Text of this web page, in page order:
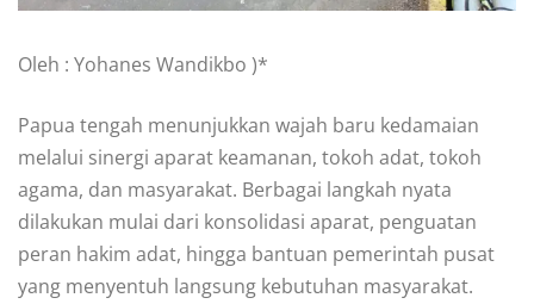
Oleh : Yohanes Wandikbo )*
Papua tengah menunjukkan wajah baru kedamaian
melalui sinergi aparat keamanan, tokoh adat, tokoh
agama, dan masyarakat. Berbagai langkah nyata
dilakukan mulai dari konsolidasi aparat, penguatan
peran hakim adat, hingga bantuan pemerintah pusat
yang menyentuh langsung kebutuhan masyarakat.